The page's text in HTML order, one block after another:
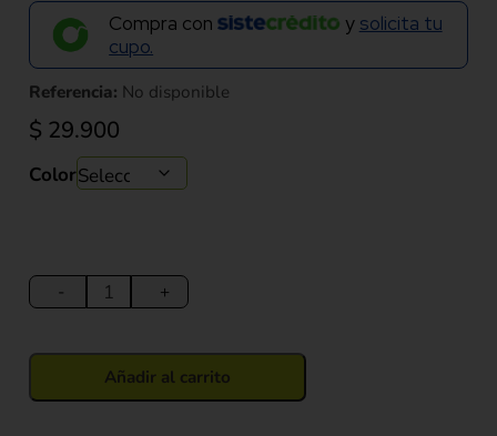
Compra con y solicita tu
cupo.
Referencia: No disponible
$ 29.900
Color
-
Mico
con
cm
+
Añadir al carrito